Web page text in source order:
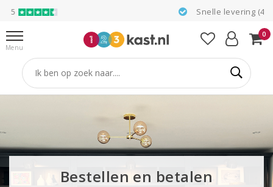
Snelle levering (4-12 weken)
Menu
0
Bestellen en betalen